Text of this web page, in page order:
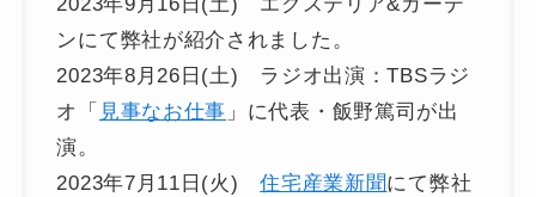
2023年9月16日(土) エクステリア&ガーデ
ンにて弊社が紹介されました。
2023年8月26日(土) ラジオ出演：TBSラジ
オ「 見事なお仕事 」に代表・飯野篤司が出
演。
2023年7月11日(火)住宅産業新聞にて弊社